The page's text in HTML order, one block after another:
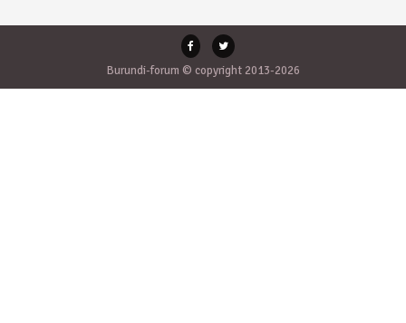
Burundi-forum © copyright 2013-2026